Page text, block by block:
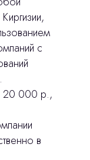
с
20 000 р.,
в